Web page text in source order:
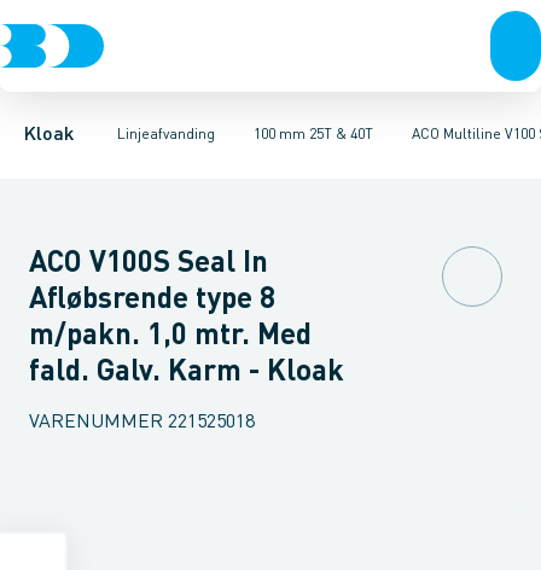
Kloak Linjeafvanding
Rør & fittingsBrøndeBrøndgodsLinjeafvanding Tanke,
100 mm 25T & 40T
100 mm 1,5T, 12,5T & 25T 100 mm 25T & 40T 100 mm 90T 150
ACO Multiline
ULMA MULTIV+ 100. Galvaniseret ULMA MULTIV+ 100.
ACO V100S Seal In
Afløbsrende type 8
m/pakn. 1,0 mtr. Med
fald. Galv. Karm - Kloak
VARENUMMER 221525018